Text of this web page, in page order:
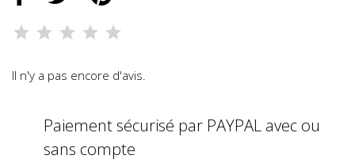
Il n'y a pas encore d'avis.
Paiement sécurisé par PAYPAL avec ou
sans compte